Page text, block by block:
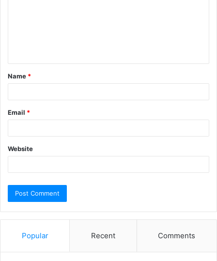
Name *
Email *
Website
Popular Recent Comments